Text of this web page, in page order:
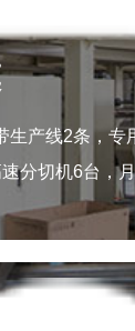
生产线2条，专
分切机6台，